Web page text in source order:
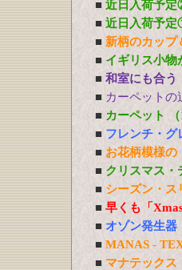
■ 近日入荷予
■ 近日入荷予
■ 新柄のカップ
■ イギリス小物
■ 和室にも合う
■ カーペットの
■ カーペット
■ フレンチ・グ
■ お花柄模様の
■ クリスマス
■ シーズン・ス
■ 早くも「
■ オゾン発生器
■ MANAS -
■ マナテック